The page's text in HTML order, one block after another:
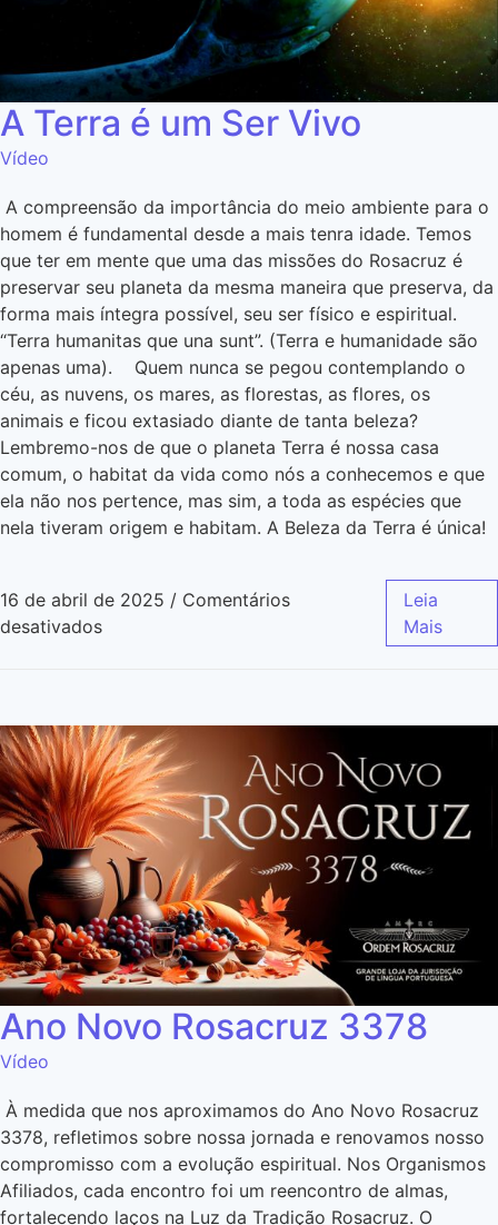
A Terra é um Ser Vivo
Vídeo
A compreensão da importância do meio ambiente para o
homem é fundamental desde a mais tenra idade. Temos
que ter em mente que uma das missões do Rosacruz é
preservar seu planeta da mesma maneira que preserva, da
forma mais íntegra possível, seu ser físico e espiritual.
“Terra humanitas que una sunt”. (Terra e humanidade são
apenas uma). Quem nunca se pegou contemplando o
céu, as nuvens, os mares, as florestas, as flores, os
animais e ficou extasiado diante de tanta beleza?
Lembremo-nos de que o planeta Terra é nossa casa
comum, o habitat da vida como nós a conhecemos e que
ela não nos pertence, mas sim, a toda as espécies que
nela tiveram origem e habitam. A Beleza da Terra é única!
16 de abril de 2025 / Comentários
desativados
Leia
Mais
Ano Novo Rosacruz 3378
Vídeo
À medida que nos aproximamos do Ano Novo Rosacruz
3378, refletimos sobre nossa jornada e renovamos nosso
compromisso com a evolução espiritual. Nos Organismos
Afiliados, cada encontro foi um reencontro de almas,
fortalecendo laços na Luz da Tradição Rosacruz. O